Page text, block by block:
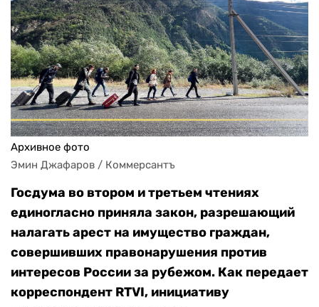
Архивное фото
Эмин Джафаров / Коммерсантъ
Госдума во втором и третьем чтениях
единогласно приняла закон, разрешающий
налагать арест на имущество граждан,
совершивших правонарушения против
интересов России за рубежом. Как передает
корреспондент RTVI, инициативу